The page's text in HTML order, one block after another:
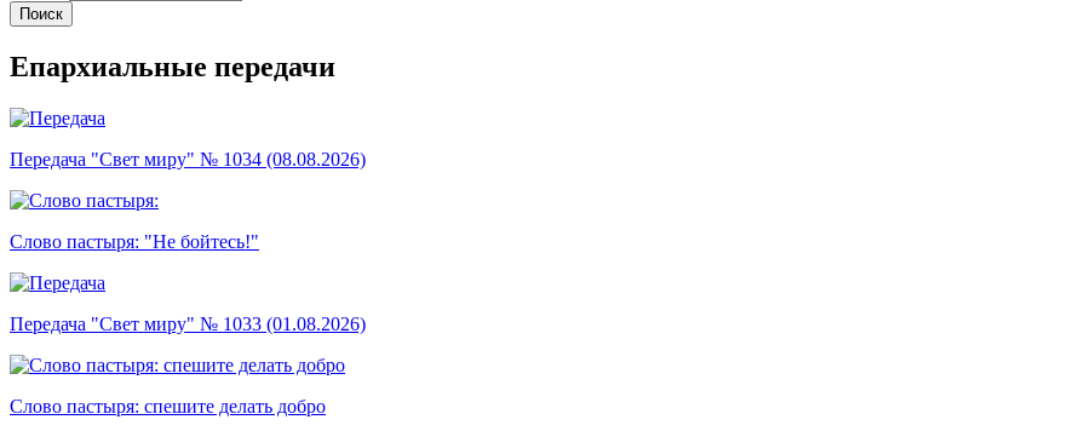
Епархиальные передачи
Передача "Свет миру" № 1034 (08.08.2026)
Слово пастыря: "Не бойтесь!"
Передача "Свет миру" № 1033 (01.08.2026)
Слово пастыря: спешите делать добро